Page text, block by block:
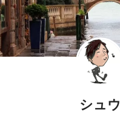
シュウ